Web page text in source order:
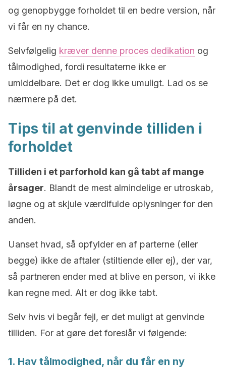
og genopbygge forholdet til en bedre version, når
vi får en ny chance.
Selvfølgelig kræver denne proces dedikation og
tålmodighed, fordi resultaterne ikke er
umiddelbare. Det er dog ikke umuligt. Lad os se
nærmere på det.
Tips til at genvinde tilliden i
forholdet
Tilliden i et parforhold kan gå tabt af mange
årsager. Blandt de mest almindelige er utroskab,
løgne og at skjule værdifulde oplysninger for den
anden.
Uanset hvad, så opfylder en af parterne (eller
begge) ikke de aftaler (stiltiende eller ej), der var,
så partneren ender med at blive en person, vi ikke
kan regne med. Alt er dog ikke tabt.
Selv hvis vi begår fejl, er det muligt at genvinde
tilliden. For at gøre det foreslår vi følgende:
1. Hav tålmodighed, når du får en ny